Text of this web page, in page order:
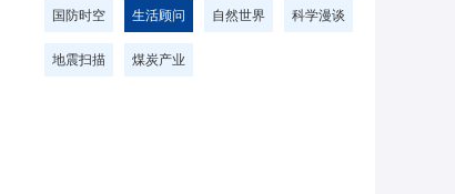
国防时空 生活顾问 自然世界 科学漫谈
地震扫描 煤炭产业